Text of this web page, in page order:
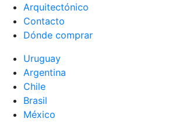
Arquitectónico
Contacto
Dónde comprar
Uruguay
Argentina
Chile
Brasil
México